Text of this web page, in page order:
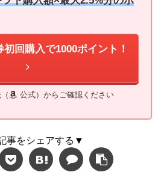
回購入で1000ポイント！
公式）からご確認ください
事をシェアする▼